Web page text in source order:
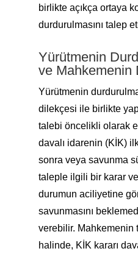
birlikte açıkça ortaya
durdurulmasını talep
Yürütmenin
ve Mahkemenin
Yürütmenin
dilekçesi ile birlikte
talebi öncelikli olarak
davalı idarenin (KİK)
sonra veya savunma
taleple ilgili bir karar
durumun aciliyetine
savunmasını
verebilir. Mahkemenin
halinde, KİK kararı